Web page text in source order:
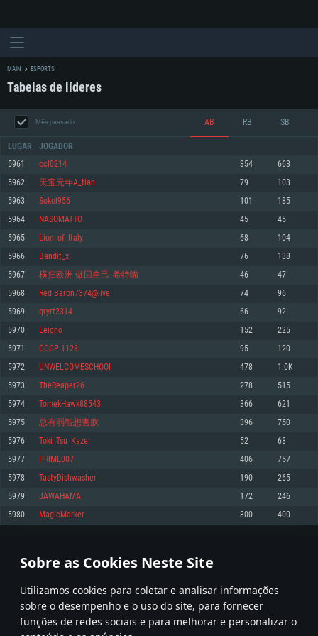
Sobre as Cookies Neste Site
Utilizamos cookies para coletar e analisar informações
sobre o desempenho e o uso do site, para fornecer
funções de redes sociais e para melhorar e personalizar o
REQUERIMENTOS DE SISTEMA
Mínimo
Sistema Operativo: Windows 10 (64 bit)
Processador: Dual-Core 2.2 GHz
Memória: 4GB
Placa Gráfica: Placa com DirectX 11: AMD Radeon 77XX / NVIDIA GeForce
GTX 660. Resolução mínima suportada: 720p
Network: Internet de banda larga.
Disco: 23,1 GB
Recomendado
superior, Radeon RX 570 ou superior
Disco: 75,9 GB
Mínimo
Sistema Operativo: Mac OS Big Sur 11.0 ou versão mais recente
Processador: Core i5 2.2GHz mínimo (Intel Xeon não suportado)
Memória: 6 GB
Placa Gráfica: Intel Iris Pro 5200 (Mac), equivalentes AMD/Nvidia para Mac.
Resolução mínima suportada: 720p com suporte Metal.
Network: Internet de banda larga.
Disco: 21,5 GB
Recomendado
Network: Internet de banda larga.
Mínimo
Sistema Operativo: Distribuições mais modernas do Linux de 64bit
Processador: Dual-Core 2.4 GHz
Memória: 4 GB
Placa Gráfica: NVIDIA 660 com os drivers mais recentes (não mais de 6
meses) / equivalentes AMD com os drivers mais recentes com suporte
Vulkan (não mais de 6 meses); Resolução mínima suportada: 720p.
Network: Internet de banda larga.
Disco: 21,5 GB
Recomendado
Sistema Operativo: Ubuntu 20.04 64bit
Processador: Intel Core i7
Memória: 16 GB
Placa Gráfica: NVIDIA 1060 com os drivers mais recentes (não mais de 6
meses) / equivalentes AMD (Radeon RX 570) com os drivers mais recentes
Network: Internet de banda larga.
MAIN ESPORTS
Tabelas de líderes
Mês passado AB RB SB
LUGAR JOGADOR
5961 ccl0214 354 663
5962 天宝元年A_tian 79 103
5963 Sokol956 101 185
5964 NASOMATTO 45 45
5965 Lion_of_Italy 68 104
5966 Bandit_x 76 138
5967 横扫欧洲 做回自己_希特喵 46 47
5968 Red Baron7374@live 74 96
5969 qryrt2314 66 92
5970 Leigno 152 225
5971 CCCP-1123 95 120
5972 UNWELCOMESCHOOI 478 1.0K
5973 TheReaper26 278 515
5974 TomekHawk88543 366 621
5975 总有弱智想害朕 396 750
5976 Toki_Tsu_Kaze 52 68
5977 PRIME007 406 757
5978 TastyDishwasher 190 265
5979 JAWAHAMA 172 246
5980 MagicMarker 300 400